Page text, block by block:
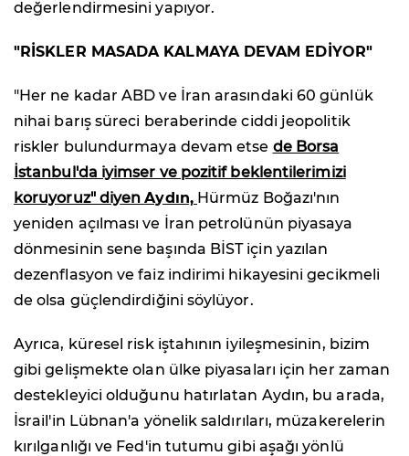
değerlendirmesini yapıyor.
"RİSKLER MASADA KALMAYA DEVAM EDİYOR"
"Her ne kadar ABD ve İran arasındaki 60 günlük
nihai barış süreci beraberinde ciddi jeopolitik
riskler bulundurmaya devam etse de Borsa
İstanbul'da iyimser ve pozitif beklentilerimizi
koruyoruz" diyenAydın, Hürmüz Boğazı'nın
yeniden açılması ve İran petrolünün piyasaya
dönmesinin sene başında BİST için yazılan
dezenflasyon ve faiz indirimi hikayesini gecikmeli
de olsa güçlendirdiğini söylüyor.
Ayrıca, küresel risk iştahının iyileşmesinin, bizim
gibi gelişmekte olan ülke piyasaları için her zaman
destekleyici olduğunu hatırlatan Aydın, bu arada,
İsrail'in Lübnan'a yönelik saldırıları, müzakerelerin
kırılganlığı ve Fed'in tutumu gibi aşağı yönlü